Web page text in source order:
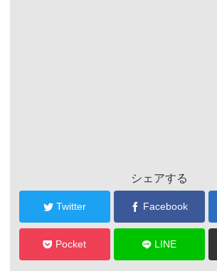
シェアする
Twitter Facebook
Pocket LINE